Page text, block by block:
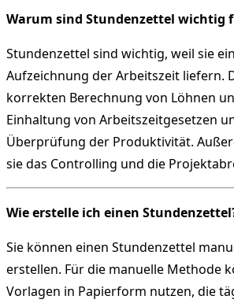
Warum sind Stundenzettel wichtig
Stundenzettel sind wichtig, weil sie
Aufzeichnung der Arbeitszeit liefern.
korrekten Berechnung von Löhnen
Einhaltung von Arbeitszeitgesetzen
Überprüfung der Produktivität.
sie das Controlling und die
Wie erstelle ich einen
Sie können einen Stundenzettel
erstellen. Für die manuelle Methode
Vorlagen in Papierform nutzen, die